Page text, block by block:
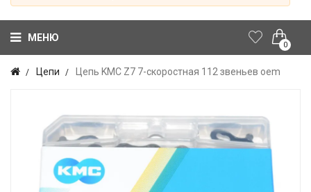
0
МЕНЮ
Цепи Цепь KMC Z7 7-скоростная 112 звеньев oem